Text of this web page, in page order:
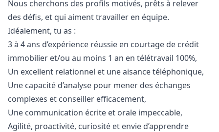
Nous cherchons des profils motivés, prêts à relever
des défis, et qui aiment travailler en équipe.
Idéalement, tu as :
3 à 4 ans d’expérience réussie en courtage de crédit
immobilier et/ou au moins 1 an en télétravail 100%,
Un excellent relationnel et une aisance téléphonique,
Une capacité d’analyse pour mener des échanges
complexes et conseiller efficacement,
Une communication écrite et orale impeccable,
Agilité, proactivité, curiosité et envie d’apprendre